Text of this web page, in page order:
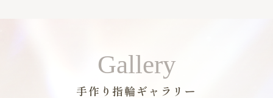
Gallery
手作り指輪ギャラリー